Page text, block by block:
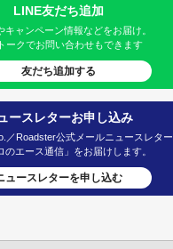
LINE友だち追加
キャンペーン情報などをお届け。
ークでお問い合わせもできます
友だち追加する
ースレターお申し込み
／Roadster公式メールニュースレター
のエース通信」をお届けします。
ュースレターを申し込む